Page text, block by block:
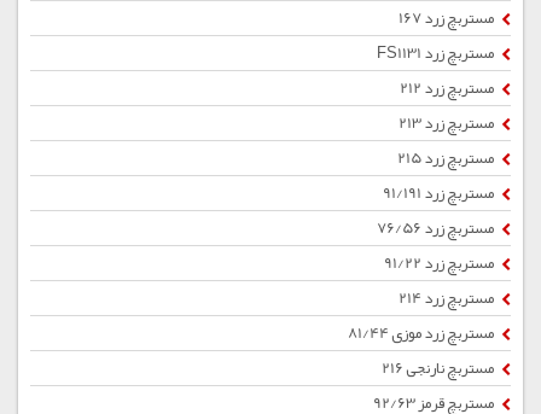
مستربچ زرد 167
مستربچ زرد FS1131
مستربچ زرد 212
مستربچ زرد 213
مستربچ زرد 215
مستربچ زرد 91/191
مستربچ زرد 76/56
مستربچ زرد 91/22
مستربچ زرد 214
مستربچ زرد موزی 81/44
مستربچ نارنجی 216
مستربچ قرمز 92/63